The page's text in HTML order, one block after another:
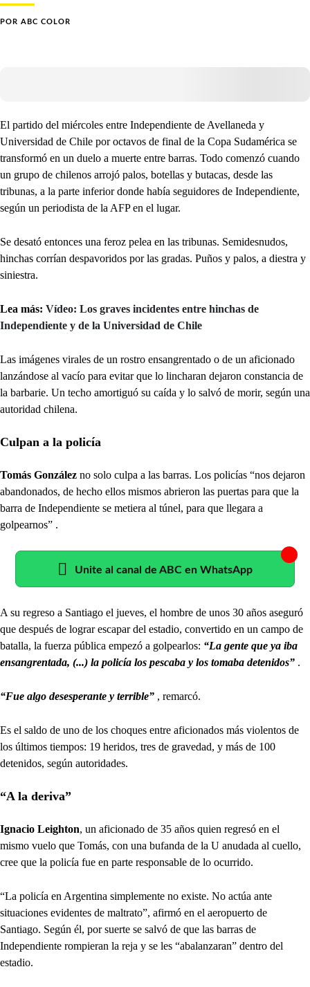
POR ABC COLOR
El partido del miércoles entre Independiente de Avellaneda y
Universidad de Chile por octavos de final de la Copa Sudamérica se
transformó en un duelo a muerte entre barras. Todo comenzó cuando
un grupo de chilenos arrojó palos, botellas y butacas, desde las
tribunas, a la parte inferior donde había seguidores de Independiente,
según un periodista de la AFP en el lugar.
Se desató entonces una feroz pelea en las tribunas. Semidesnudos,
hinchas corrían despavoridos por las gradas. Puños y palos, a diestra y
siniestra.
Lea más: Vídeo: Los graves incidentes entre hinchas de
Independiente y de la Universidad de Chile
Las imágenes virales de un rostro ensangrentado o de un aficionado
lanzándose al vacío para evitar que lo lincharan dejaron constancia de
la barbarie. Un techo amortiguó su caída y lo salvó de morir, según una
autoridad chilena.
Culpan a la policía
Tomás González no solo culpa a las barras. Los policías “nos dejaron
abandonados, de hecho ellos mismos abrieron las puertas para que la
barra de Independiente se metiera al túnel, para que llegara a
golpearnos” .
Unite al canal de ABC en WhatsApp
A su regreso a Santiago el jueves, el hombre de unos 30 años aseguró
que después de lograr escapar del estadio, convertido en un campo de
batalla, la fuerza pública empezó a golpearlos: “La gente que ya iba
ensangrentada, (...) la policía los pescaba y los tomaba detenidos” .
“Fue algo desesperante y terrible” , remarcó.
Es el saldo de uno de los choques entre aficionados más violentos de
los últimos tiempos: 19 heridos, tres de gravedad, y más de 100
detenidos, según autoridades.
“A la deriva”
Ignacio Leighton, un aficionado de 35 años quien regresó en el
mismo vuelo que Tomás, con una bufanda de la U anudada al cuello,
cree que la policía fue en parte responsable de lo ocurrido.
“La policía en Argentina simplemente no existe. No actúa ante
situaciones evidentes de maltrato”, afirmó en el aeropuerto de
Santiago. Según él, por suerte se salvó de que las barras de
Independiente rompieran la reja y se les “abalanzaran” dentro del
estadio.